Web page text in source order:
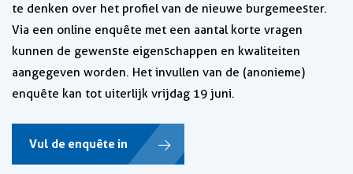
te denken over het profiel van de nieuwe burgemeester.
Via een online enquête met een aantal korte vragen
kunnen de gewenste eigenschappen en kwaliteiten
aangegeven worden. Het invullen van de (anonieme)
enquête kan tot uiterlijk vrijdag 19 juni.
Vul de enquête in